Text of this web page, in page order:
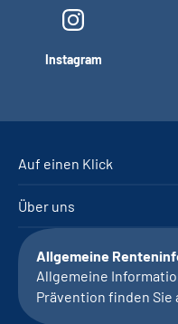
Instagram
Auf einen Klick
Über uns
Allgemeine
Allgemeine
Prävention finden Sie